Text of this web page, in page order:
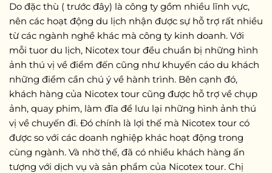
Do đặc thù ( trước đây) là công ty gồm nhiều lĩnh vực,
nên các hoạt động du lịch nhận được sự hỗ trợ rất nhiều
từ các ngành nghề khác mà công ty kinh doanh. Với
mỗi tuor du lịch, Nicotex tour đều chuẩn bị những hình
ảnh thú vị về điểm đến cũng như khuyến cáo du khách
những điểm cần chú ý về hành trình. Bên cạnh đó,
khách hàng của Nicotex tour cũng được hỗ trợ về chụp
ảnh, quay phim, làm đĩa để lưu lại những hình ảnh thú
vị về chuyến đi. Đó chính là lợi thế mà Nicotex tour có
được so với các doanh nghiệp khác hoạt động trong
cùng ngành. Và nhờ thế, đã có nhiều khách hàng ấn
tượng với dịch vụ và sản phẩm của Nicotex tour. Chị